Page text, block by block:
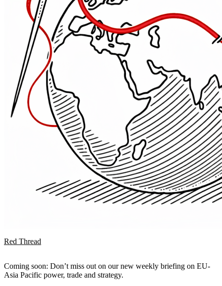
Red Thread
Coming soon: Don’t miss out on our new weekly briefing on EU-
Asia Pacific power, trade and strategy.